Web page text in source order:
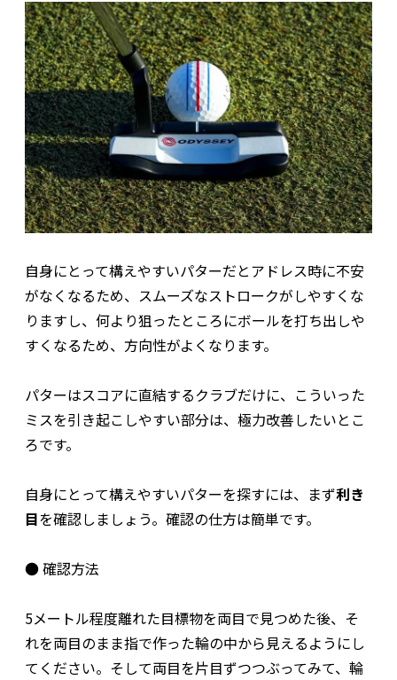
自身にとって構えやすいパターだとアドレス時に不安
がなくなるため、スムーズなストロークがしやすくな
りますし、何より狙ったところにボールを打ち出しや
すくなるため、方向性がよくなります。
パターはスコアに直結するクラブだけに、こういった
ミスを引き起こしやすい部分は、極力改善したいとこ
ろです。
自身にとって構えやすいパターを探すには、まず利き
目を確認しましょう。確認の仕方は簡単です。
● 確認方法
5メートル程度離れた目標物を両目で見つめた後、そ
れを両目のまま指で作った輪の中から見えるようにし
てください。そして両目を片目ずつつぶってみて、輪